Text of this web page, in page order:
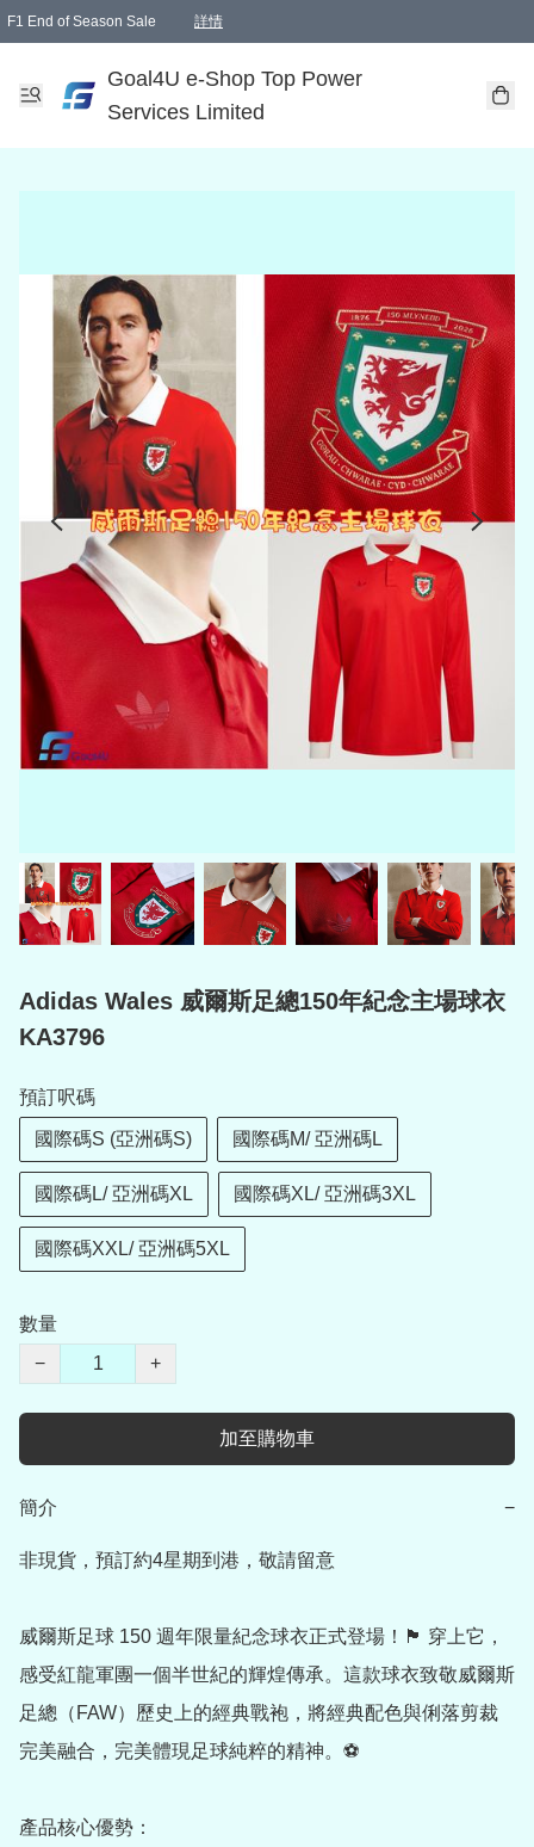
F1 End of Season Sale 詳情
Goal4U e-Shop Top Power
Services Limited
Adidas Wales 威爾斯足總150年紀念主場球衣
KA3796
預訂呎碼
國際碼S (亞洲碼S) 國際碼M/ 亞洲碼L
國際碼L/ 亞洲碼XL 國際碼XL/ 亞洲碼3XL
國際碼XXL/ 亞洲碼5XL
數量
−
+
加至購物車
簡介 −
非現貨，預訂約4星期到港，敬請留意
威爾斯足球 150 週年限量紀念球衣正式登場！🏴󠁧󠁢󠁷󠁬󠁳󠁿 穿上它，
感受紅龍軍團一個半世紀的輝煌傳承。這款球衣致敬威爾斯
足總（FAW）歷史上的經典戰袍，將經典配色與俐落剪裁
完美融合，完美體現足球純粹的精神。⚽️
產品核心優勢：